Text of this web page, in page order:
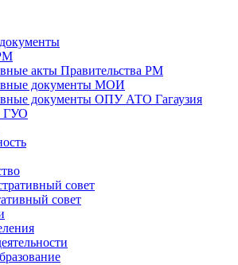
акты Правительства РМ
документы МОИ
документы ОПУ АТО Гагаузия
ГУО
совет
совет